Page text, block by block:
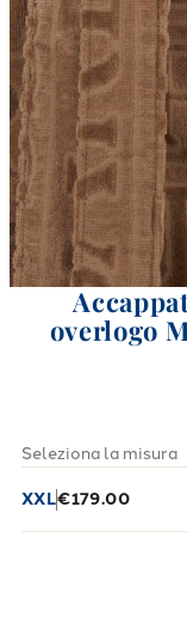
overlogo
Seleziona la misura
XXL€179.00